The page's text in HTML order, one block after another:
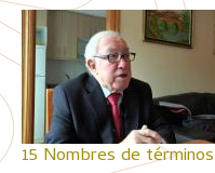
15 Nombres de